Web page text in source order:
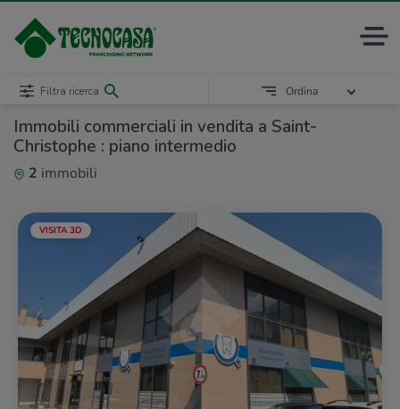
Immobili commerciali in vendita a Saint-
Christophe : piano intermedio
2 immobili
Filtra ricerca Ordina
VISITA 3D